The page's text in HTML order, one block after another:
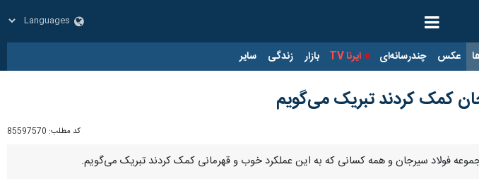
عکس چندرسانه‌ای ایرنا TV بازار زندگی سایر
کمک کردند تبریک می‌گویم
کد مطلب: 85597570
فولاد سیرجان و همه کسانی که به این عملکرد خوب و قهرمانی کمک کردند تبریک می‌گویم.